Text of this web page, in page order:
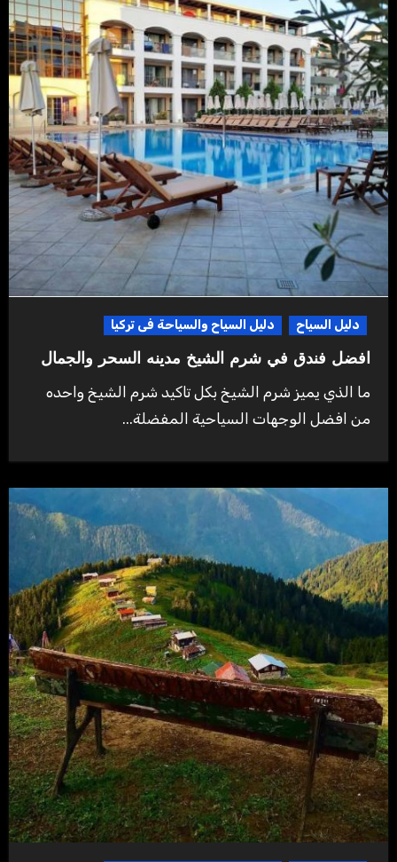
دليل السياح دليل السياح والسياحة فى تركيا
افضل فندق في شرم الشيخ مدينه السحر والجمال
ما الذي يميز شرم الشيخ بكل تاكيد شرم الشيخ واحده
من افضل الوجهات السياحية المفضلة...